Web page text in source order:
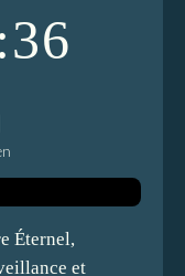
Éternel,
et